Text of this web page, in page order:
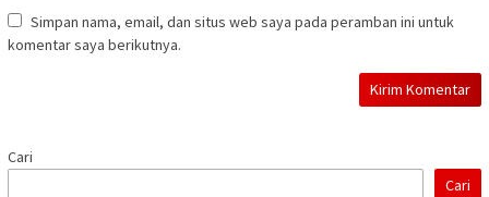
Simpan nama, email, dan situs web saya pada peramban ini untuk
komentar saya berikutnya.
Cari
Cari